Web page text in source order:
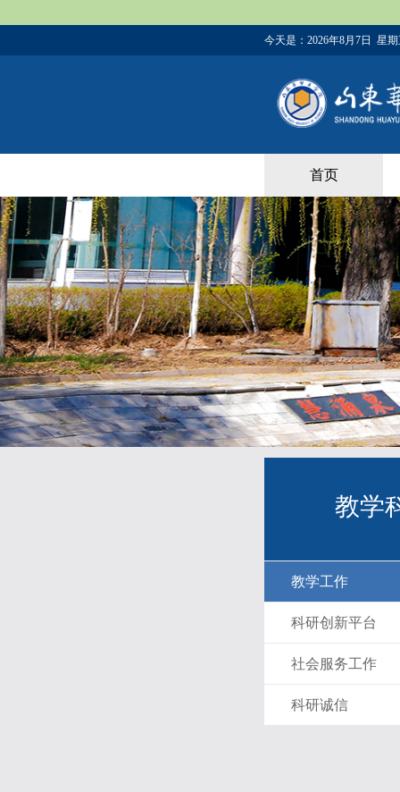
今天是： 2026年8月7日 星
首页
教学
教学工作
科研创新平台
社会服务工作
科研诚信